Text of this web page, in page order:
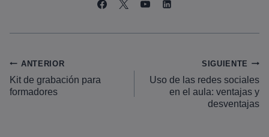
Navegación
de
ANTERIOR
Kit de grabación para
formadores
SIGUIENTE
Uso de las redes sociales
en el aula: ventajas y
desventajas